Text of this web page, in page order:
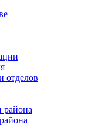
отделов
района